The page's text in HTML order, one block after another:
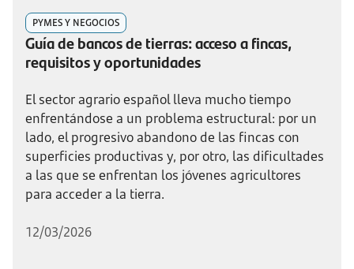
PYMES Y NEGOCIOS
Guía de bancos de tierras: acceso a fincas,
requisitos y oportunidades
El sector agrario español lleva mucho tiempo
enfrentándose a un problema estructural: por un
lado, el progresivo abandono de las fincas con
superficies productivas y, por otro, las dificultades
a las que se enfrentan los jóvenes agricultores
para acceder a la tierra.
12/03/2026